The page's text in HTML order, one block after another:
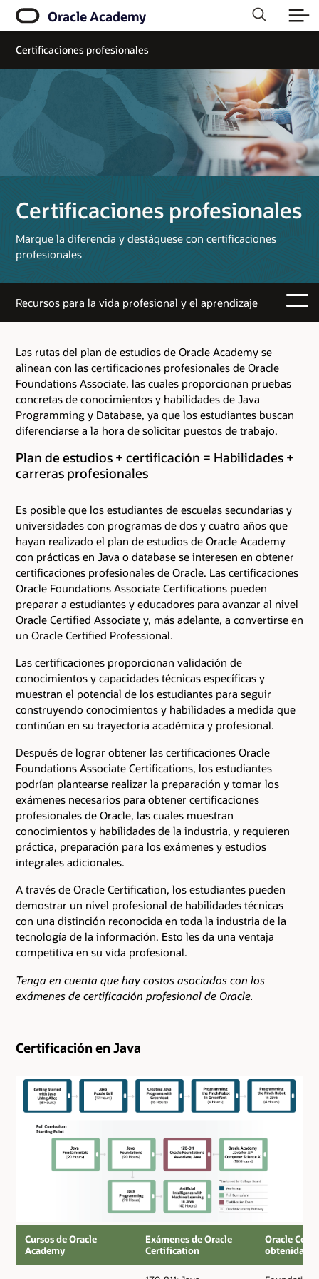
Oracle Academy
Certificaciones profesionales
Marque la diferencia y destáquese con certificaciones
profesionales
Certificaciones profesionales
Recursos para la vida profesional y el aprendizaje
Las rutas del plan de estudios de Oracle Academy se
alinean con las certificaciones profesionales de Oracle
Foundations Associate, las cuales proporcionan pruebas
concretas de conocimientos y habilidades de Java
Programming y Database, ya que los estudiantes buscan
diferenciarse a la hora de solicitar puestos de trabajo.
Plan de estudios + certificación = Habilidades +
carreras profesionales
Es posible que los estudiantes de escuelas secundarias y
universidades con programas de dos y cuatro años que
hayan realizado el plan de estudios de Oracle Academy
con prácticas en Java o database se interesen en obtener
certificaciones profesionales de Oracle. Las certificaciones
Oracle Foundations Associate Certifications pueden
preparar a estudiantes y educadores para avanzar al nivel
Oracle Certified Associate y, más adelante, a convertirse en
un Oracle Certified Professional.
Las certificaciones proporcionan validación de
conocimientos y capacidades técnicas específicas y
muestran el potencial de los estudiantes para seguir
construyendo conocimientos y habilidades a medida que
continúan en su trayectoria académica y profesional.
Después de lograr obtener las certificaciones Oracle
Foundations Associate Certifications, los estudiantes
podrían plantearse realizar la preparación y tomar los
exámenes necesarios para obtener certificaciones
profesionales de Oracle, las cuales muestran
conocimientos y habilidades de la industria, y requieren
práctica, preparación para los exámenes y estudios
integrales adicionales.
A través de Oracle Certification, los estudiantes pueden
demostrar un nivel profesional de habilidades técnicas
con una distinción reconocida en toda la industria de la
tecnología de la información. Esto les da una ventaja
competitiva en su vida profesional.
Tenga en cuenta que hay costos asociados con los
exámenes de certificación profesional de Oracle.
Certificación en Java
Ruta
del
plan
Cursos de Oracle
Academy
Exámenes de Oracle
Certification
Oracle
obtenida